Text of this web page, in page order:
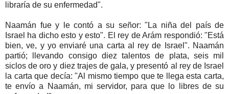
libraría de su enfermedad".
Naamán fue y le contó a su señor: "La niña del país de
Israel ha dicho esto y esto". El rey de Arám respondió: "Está
bien, ve, y yo enviaré una carta al rey de Israel". Naamán
partió; llevando consigo diez talentos de plata, seis mil
siclos de oro y diez trajes de gala, y presentó al rey de Israel
la carta que decía: "Al mismo tiempo que te llega esta carta,
te envío a Naamán, mi servidor, para que lo libres de su